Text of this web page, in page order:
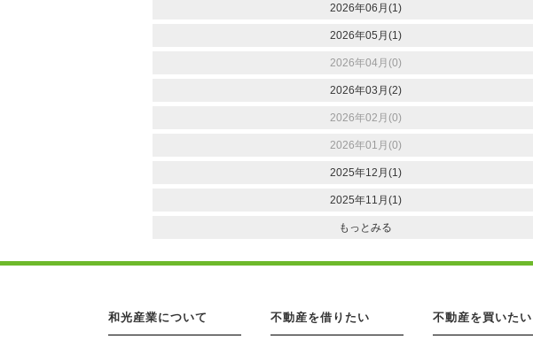
2026年06月(1)
2026年05月(1)
2026年04月(0)
2026年03月(2)
2026年02月(0)
2026年01月(0)
2025年12月(1)
2025年11月(1)
もっとみる
和光産業について 不動産を借りたい 不動産を買いたい